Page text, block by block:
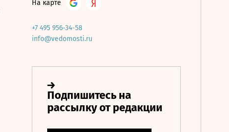
На карте
+7 495 956-34-58
info@vedomosti.ru